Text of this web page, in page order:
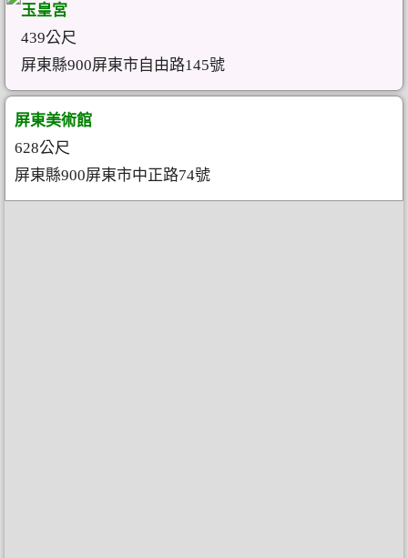
玉皇宮
439公尺
屏東縣900屏東市自由路145號
屏東美術館
628公尺
屏東縣900屏東市中正路74號